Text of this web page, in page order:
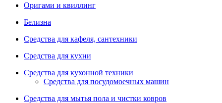
Оригами и квиллинг
Белизна
Средства для кафеля, сантехники
Средства для кухни
Средства для кухонной техники
Средства для посудомоечных машин
Средства для мытья пола и чистки ковров